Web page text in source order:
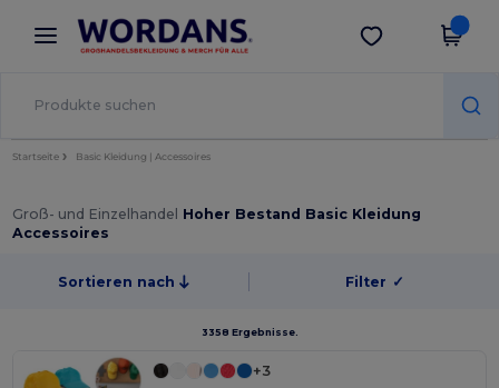
× Wordans App
Bessere Preise in der App!
App holen
Startseite Basic Kleidung | Accessoires
Groß- und Einzelhandel Hoher Bestand Basic Kleidung
Accessoires
Sortieren nach Filter ✓
3358 Ergebnisse.
+3